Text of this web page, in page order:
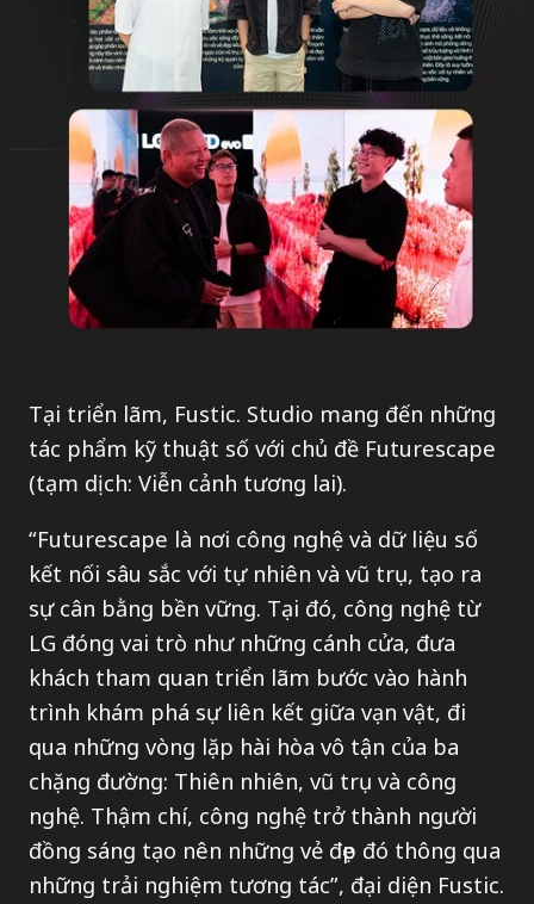
Tại triển lãm, Fustic. Studio mang đến những
tác phẩm kỹ thuật số với chủ đề Futurescape
(tạm dịch: Viễn cảnh tương lai).
“Futurescape là nơi công nghệ và dữ liệu số
kết nối sâu sắc với tự nhiên và vũ trụ, tạo ra
sự cân bằng bền vững. Tại đó, công nghệ từ
LG đóng vai trò như những cánh cửa, đưa
khách tham quan triển lãm bước vào hành
trình khám phá sự liên kết giữa vạn vật, đi
qua những vòng lặp hài hòa vô tận của ba
chặng đường: Thiên nhiên, vũ trụ và công
nghệ. Thậm chí, công nghệ trở thành người
đồng sáng tạo nên những vẻ đẹp đó thông qua
những trải nghiệm tương tác”, đại diện Fustic.